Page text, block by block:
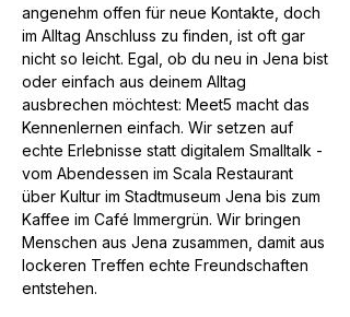
angenehm offen für neue Kontakte, doch
im Alltag Anschluss zu finden, ist oft gar
nicht so leicht. Egal, ob du neu in Jena bist
oder einfach aus deinem Alltag
ausbrechen möchtest: Meet5 macht das
Kennenlernen einfach. Wir setzen auf
echte Erlebnisse statt digitalem Smalltalk -
vom Abendessen im Scala Restaurant
über Kultur im Stadtmuseum Jena bis zum
Kaffee im Café Immergrün. Wir bringen
Menschen aus Jena zusammen, damit aus
lockeren Treffen echte Freundschaften
entstehen.